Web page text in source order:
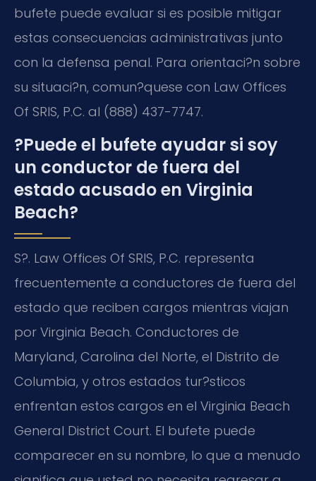
bufete puede evaluar si es posible mitigar
estas consecuencias administrativas junto
con la defensa penal. Para orientaci?n sobre
su situaci?n, comun?quese con Law Offices
Of SRIS, P.C. al (888) 437-7747.
?Puede el bufete ayudar si soy
un conductor de fuera del
estado acusado en Virginia
Beach?
S?. Law Offices Of SRIS, P.C. representa
frecuentemente a conductores de fuera del
estado que reciben cargos mientras viajan
por Virginia Beach. Conductores de
Maryland, Carolina del Norte, el Distrito de
Columbia, y otros estados tur?sticos
enfrentan estos cargos en el Virginia Beach
General District Court. El bufete puede
comparecer en su nombre, lo que a menudo